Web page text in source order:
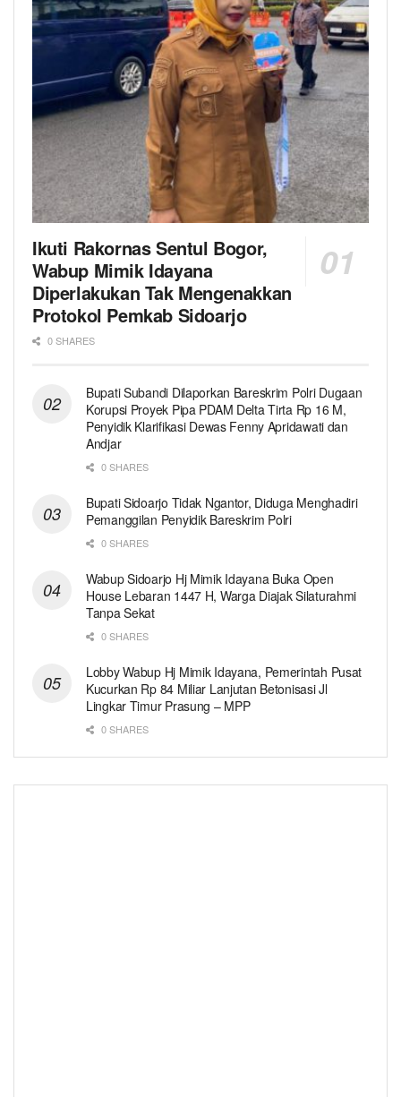
Ikuti Rakornas Sentul Bogor,
Wabup Mimik Idayana
Diperlakukan Tak Mengenakkan
Protokol Pemkab Sidoarjo
0 SHARES
Bupati Subandi Dilaporkan Bareskrim Polri Dugaan
Korupsi Proyek Pipa PDAM Delta Tirta Rp 16 M,
Penyidik Klarifikasi Dewas Fenny Apridawati dan
Andjar
0 SHARES
Bupati Sidoarjo Tidak Ngantor, Diduga Menghadiri
Pemanggilan Penyidik Bareskrim Polri
0 SHARES
Wabup Sidoarjo Hj Mimik Idayana Buka Open
House Lebaran 1447 H, Warga Diajak Silaturahmi
Tanpa Sekat
0 SHARES
Lobby Wabup Hj Mimik Idayana, Pemerintah Pusat
Kucurkan Rp 84 Miliar Lanjutan Betonisasi Jl
Lingkar Timur Prasung – MPP
0 SHARES